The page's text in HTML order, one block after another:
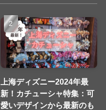
上海ディズニー2024年最
新！カチューシャ特集：可
愛いデザインから最新のも